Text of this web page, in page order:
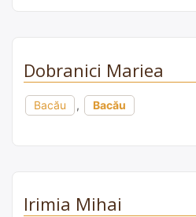
Dobranici Mariea
Bacău , Bacău
Irimia Mihai